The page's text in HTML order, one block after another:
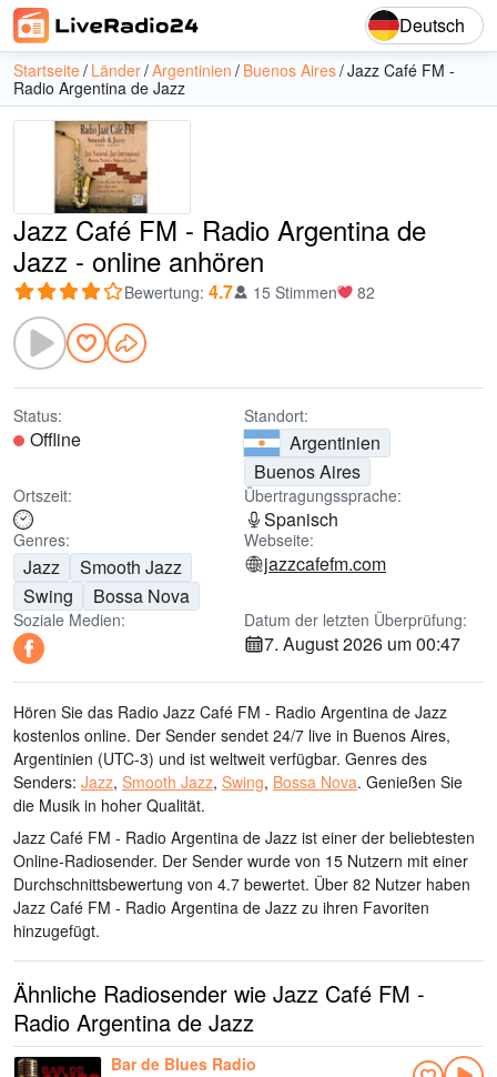
Deutsch
Startseite Länder Argentinien Buenos Aires Jazz Café FM -
Radio Argentina de Jazz
Jazz Café FM - Radio Argentina de
Jazz - online anhören
Bewertung: 4.7 15 Stimmen 82
Status:
Offline
Standort:
Argentinien
Buenos Aires
Ortszeit: Übertragungssprache:
Spanisch
Genres:
Jazz
Smooth Jazz
Swing
Bossa Nova
Webseite:
jazzcafefm.com
Soziale Medien: Datum der letzten Überprüfung:
7. August 2026 um 00:47
Hören Sie das Radio Jazz Café FM - Radio Argentina de Jazz
kostenlos online. Der Sender sendet 24/7 live in Buenos Aires,
Argentinien (UTC-3) und ist weltweit verfügbar. Genres des
Senders: Jazz, Smooth Jazz, Swing, Bossa Nova. Genießen Sie
die Musik in hoher Qualität.
Jazz Café FM - Radio Argentina de Jazz ist einer der beliebtesten
Online-Radiosender. Der Sender wurde von 15 Nutzern mit einer
Durchschnittsbewertung von 4.7 bewertet. Über 82 Nutzer haben
Jazz Café FM - Radio Argentina de Jazz zu ihren Favoriten
hinzugefügt.
Ähnliche Radiosender wie Jazz Café FM -
Radio Argentina de Jazz
Bar de Blues Radio